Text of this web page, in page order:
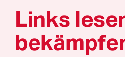
Recep Tayyip
zu eröffnen. Es
von Aussätzigen", so
Links